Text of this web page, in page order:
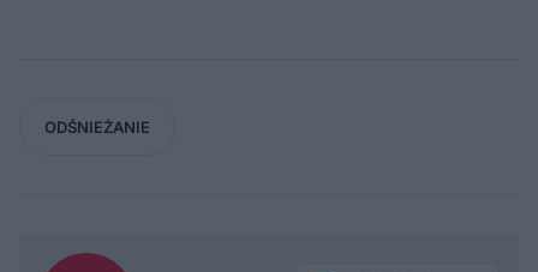
ODŚNIEŻANIE